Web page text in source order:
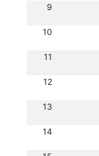
9
10
11
12
13
14